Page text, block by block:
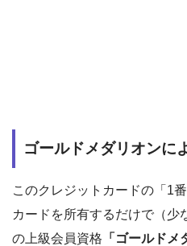
ゴールドメダリオンに
このクレジットカードの「1
カードを所有するだけで（少
の上級会員資格 「ゴールドメ